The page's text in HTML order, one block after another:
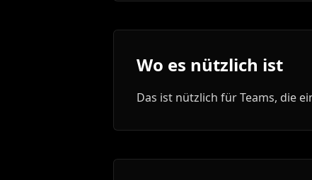
Wo es nützlich ist
Das ist nützlich für Teams, die